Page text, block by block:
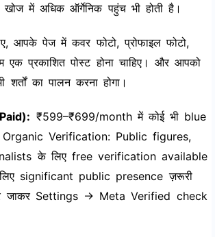
में अधिक ऑर्गेनिक पहुंच भी होती है।
आपके पेज में कवर फोटो, प्रोफाइल फोटो,
प्रकाशित पोस्ट होना चाहिए। और आपको
का पालन करना होगा।
₹599–₹699/month में कोई भी blue
Verification: Public figures,
के लिए free verification available
significant public presence ज़रूरी
जाकर Settings → Meta Verified check